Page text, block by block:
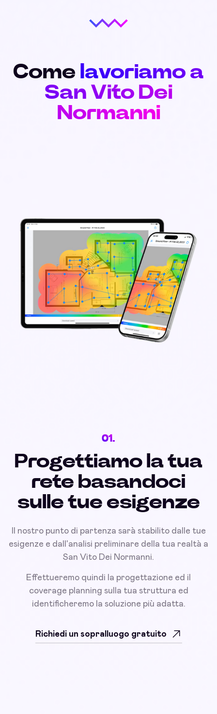
Come lavoriamo a
San Vito Dei
Normanni
01.
Progettiamo la tua
rete basandoci
sulle tue esigenze
Il nostro punto di partenza sarà stabilito dalle tue
esigenze e dall'analisi preliminare della tua realtà a
San Vito Dei Normanni.
Effettueremo quindi la progettazione ed il
coverage planning sulla tua struttura ed
identificheremo la soluzione più adatta.
Richiedi un sopralluogo gratuito